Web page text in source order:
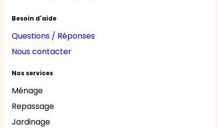
Besoin d'aide
Questions / Réponses
Nous contacter
Nos services
Ménage
Repassage
Jardinage